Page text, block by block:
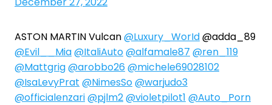
ASTON MARTIN Vulcan@Luxury_WorId@adda_89
@Evil__Mia@ItaliAuto@alfamale87 @ren_119
@Mattgrig@arobbo26@michele69028102
@IsaLevyPrat @NimesSo@warjudo3
@officialenzari@pjlm2@violetpilot1 @Auto_Porn